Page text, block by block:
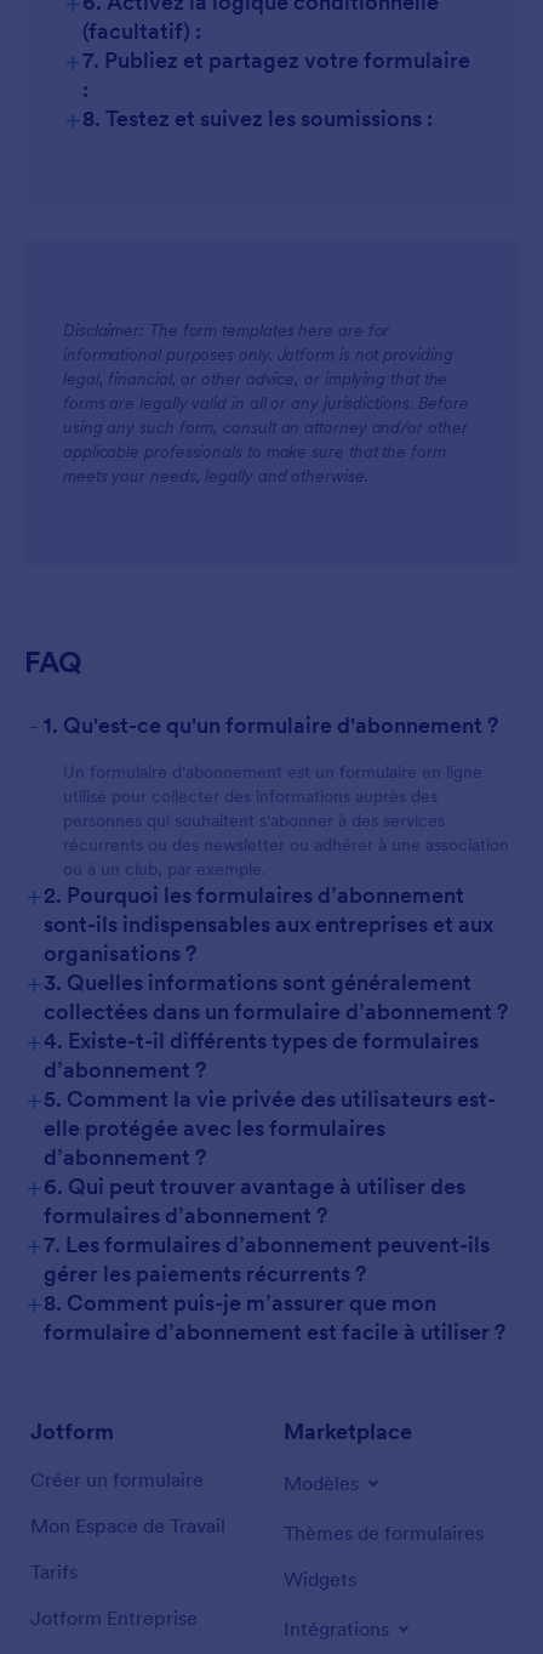
(facultatif) :
+7. Publiez et partagez votre formulaire
:
+8. Testez et suivez les soumissions :
Disclaimer: The form templates here are for
informational purposes only. Jotform is not providing
legal, financial, or other advice, or implying that the
forms are legally valid in all or any jurisdictions. Before
using any such form, consult an attorney and/or other
applicable professionals to make sure that the form
meets your needs, legally and otherwise.
FAQ
- 1. Qu'est-ce qu'un formulaire d'abonnement ?
Un formulaire d'abonnement est un formulaire en ligne
utilisé pour collecter des informations auprès des
personnes qui souhaitent s'abonner à des services
récurrents ou des newsletter ou adhérer à une association
ou à un club, par exemple.
+2. Pourquoi les formulaires d’abonnement
sont-ils indispensables aux entreprises et aux
organisations ?
+3. Quelles informations sont généralement
collectées dans un formulaire d’abonnement ?
+4. Existe-t-il différents types de formulaires
d’abonnement ?
+5. Comment la vie privée des utilisateurs est-
elle protégée avec les formulaires
d’abonnement ?
+6. Qui peut trouver avantage à utiliser des
formulaires d’abonnement ?
+7. Les formulaires d’abonnement peuvent-ils
gérer les paiements récurrents ?
+8. Comment puis-je m’assurer que mon
formulaire d’abonnement est facile à utiliser ?
Jotform
Créer un formulaire
Mon Espace de Travail
Tarifs
Jotform Entreprise
Marketplace
Modèles
Thèmes de formulaires
Widgets
Intégrations